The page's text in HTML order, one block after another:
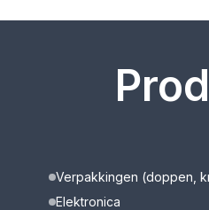
Verpakkingen (doppen,
Elektronica